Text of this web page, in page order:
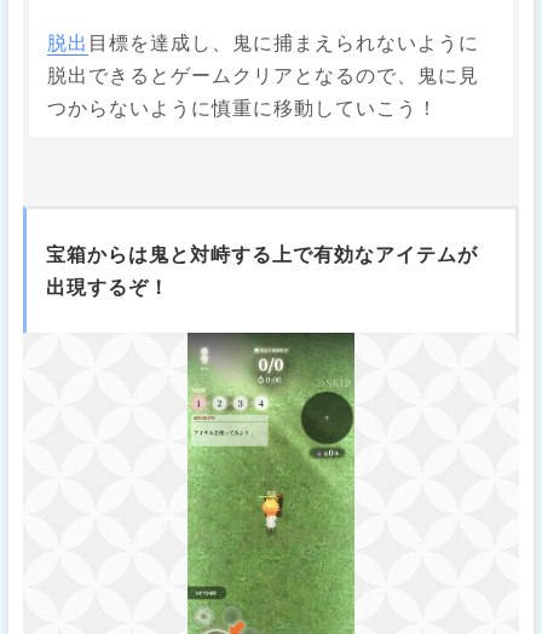
脱出 目標を達成し、鬼に捕まえられないように
脱出できるとゲームクリアとなるので、鬼に見
つからないように慎重に移動していこう！
宝箱からは鬼と対峙する上で有効なアイテムが
出現するぞ！